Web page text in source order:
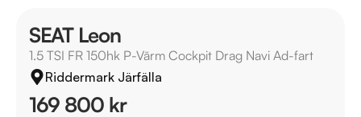
SEAT Leon
1.5 TSI FR 150hk P-Värm Cockpit Drag Navi Ad-fart
Riddermark Järfälla
169 800 kr